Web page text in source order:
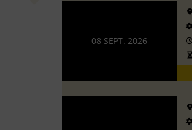
08 SEPT. 2026